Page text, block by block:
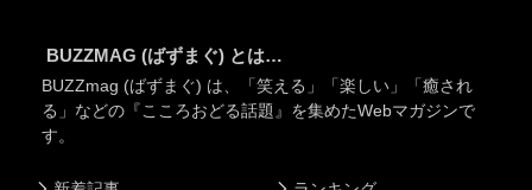
BUZZMAG (ばずまぐ) とは…
BUZZmag (ばずまぐ) は、「笑える」「楽しい」「癒され
る」などの『こころおどる話題』を集めたWebマガジンで
す。